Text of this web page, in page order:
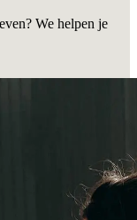
We helpen je